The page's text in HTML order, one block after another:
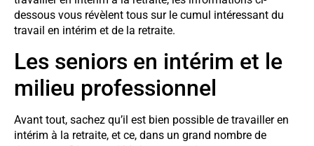
dessous vous révèlent tous sur le cumul intéressant du
travail en intérim et de la retraite.
Les seniors en intérim et le
milieu professionnel
Avant tout, sachez qu’il est bien possible de travailler en
intérim à la retraite, et ce, dans un grand nombre de